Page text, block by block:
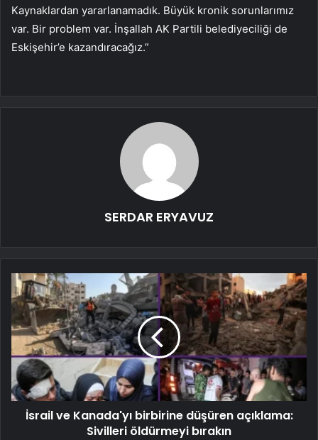
Kaynaklardan yararlanamadık. Büyük kronik sorunlarımız
var. Bir problem var. İnşallah AK Partili belediyeciliği de
Eskişehir’e kazandıracağız.”
SERDAR ERYAVUZ
İsrail ve Kanada'yı birbirine düşüren açıklama:
Sivilleri öldürmeyi bırakın